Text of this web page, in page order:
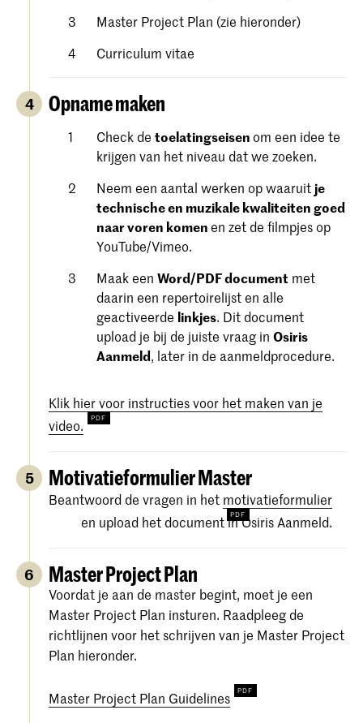
Master Project Plan (zie hieronder)
Curriculum vitae
4 Opname maken
Check detoelatingseisenom een ​​idee te
krijgen van het niveau dat we zoeken.
Neem een aantal werken op waaruit je
technische en muzikale kwaliteiten goed
naar voren komenen zet de filmpjes op
YouTube/Vimeo.
Maak eenWord/PDF document met
daarin een repertoirelijst en alle
geactiveerde linkjes. Dit document
upload je bij de juiste vraag inOsiris
Aanmeld, later in de aanmeldprocedure.
Klik hier voor instructies voor het maken van je
video.
5 Motivatieformulier Master
Beantwoord de vragen in het motivatieformulier
en upload het document in Osiris Aanmeld.
6 Master Project Plan
Voordat je aan de master begint, moet je een
Master Project Plan insturen. Raadpleeg de
richtlijnen voor het schrijven van je Master Project
Plan hieronder.
Master Project Plan Guidelines